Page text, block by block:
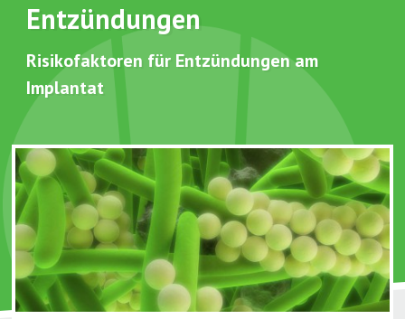
E-Mail*
Neu laden
Bitte geben Sie den Schriftzug ein!
Anmelden
Entzündungen
Risikofaktoren für Entzündungen am
Implantat